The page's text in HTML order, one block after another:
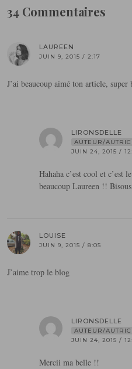
34 Commentaires
LAUREEN
JUIN 9, 2015 / 2:17
J’ai beaucoup aimé ton article,
LIRONSDELLE
AUTEUR/
JUIN 24, 2015 /
Hahaha c’est cool et c’est
beaucoup Laureen !! Bisous
LOUISE
JUIN 9, 2015 / 8:05
J’aime trop le blog
LIRONSDELLE
AUTEUR/
JUIN 24, 2015 /
Mercii ma belle !!